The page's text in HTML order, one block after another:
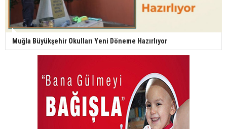
Muğla Büyükşehir Okulları Yeni Döneme Hazırlıyor